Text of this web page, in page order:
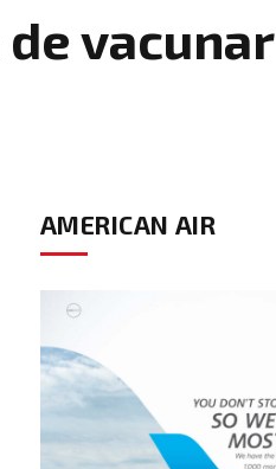
vacunar
AMERICAN AIR